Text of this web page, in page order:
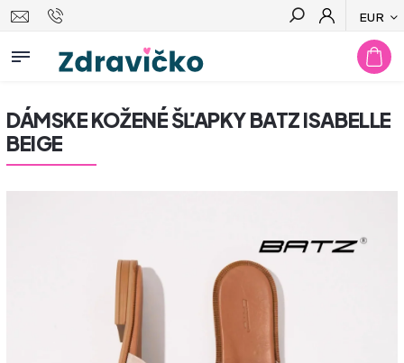
EUR
Hľadať
DÁMSKE KOŽENÉ ŠĽAPKY BATZ ISABELLE
BEIGE